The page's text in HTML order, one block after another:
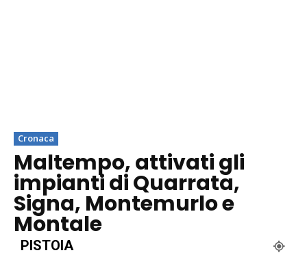
Cronaca
Maltempo, attivati gli
impianti di Quarrata,
Signa, Montemurlo e
Montale
PISTOIA